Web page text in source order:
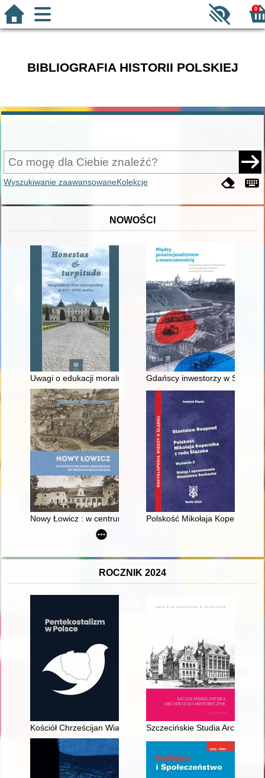
0
BIBLIOGRAFIA HISTORII POLSKIEJ
Wyszukiwanie zaawansowaneKolekcje
NOWOŚCI
Uwagi o edukacji moralnej synów szlacheckich w XVI-
Gdańscy inwestorzy w
Nowy Łowicz : w centrum poligonu drawskiego od
Polskość Mikołaja Kopernika z
ROCZNIK 2024
Kościół Chrześcijan Wiary Ewangelicznej w latach 1945-1953
Szczecińskie Studia